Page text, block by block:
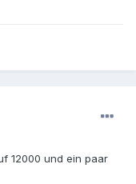
12000 und ein paar